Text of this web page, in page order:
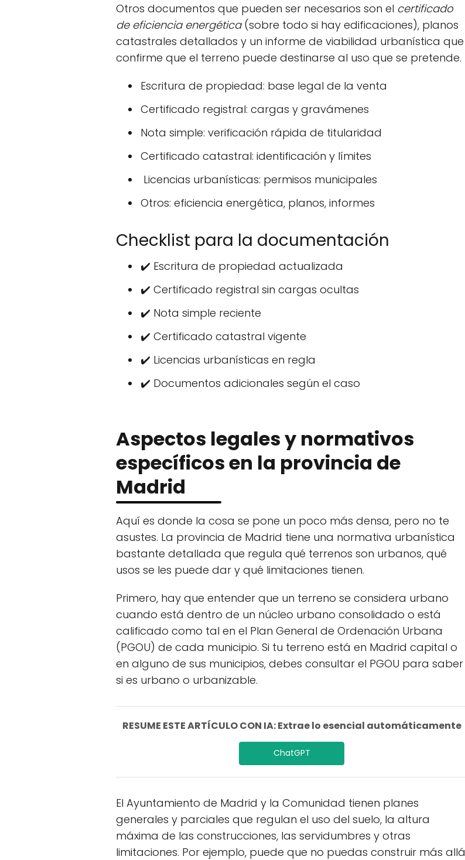
Otros documentos que pueden ser necesarios son el certificado
de eficiencia energética(sobre todo si hay edificaciones), planos
catastrales detallados y un informe de viabilidad urbanística que
confirme que el terreno puede destinarse al uso que se pretende.
Escritura de propiedad: base legal de la venta
Certificado registral: cargas y gravámenes
Nota simple: verificación rápida de titularidad
Certificado catastral: identificación y límites
️ Licencias urbanísticas: permisos municipales
Otros: eficiencia energética, planos, informes
Checklist para la documentación
✔️ Escritura de propiedad actualizada
✔️ Certificado registral sin cargas ocultas
✔️ Nota simple reciente
✔️ Certificado catastral vigente
✔️ Licencias urbanísticas en regla
✔️ Documentos adicionales según el caso
Aspectos legales y normativos
específicos en la provincia de
Madrid
Aquí es donde la cosa se pone un poco más densa, pero no te
asustes. La provincia de Madrid tiene una normativa urbanística
bastante detallada que regula qué terrenos son urbanos, qué
usos se les puede dar y qué limitaciones tienen.
Primero, hay que entender que un terreno se considera urbano
cuando está dentro de un núcleo urbano consolidado o está
calificado como tal en el Plan General de Ordenación Urbana
(PGOU) de cada municipio. Si tu terreno está en Madrid capital o
en alguno de sus municipios, debes consultar el PGOU para saber
si es urbano o urbanizable.
RESUME ESTE ARTÍCULO CON IA: Extrae lo esencial automáticamente
ChatGPT
El Ayuntamiento de Madrid y la Comunidad tienen planes
generales y parciales que regulan el uso del suelo, la altura
máxima de las construcciones, las servidumbres y otras
limitaciones. Por ejemplo, puede que no puedas construir más allá